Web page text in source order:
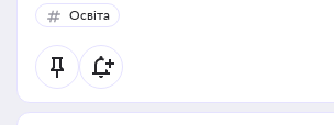
Освіта